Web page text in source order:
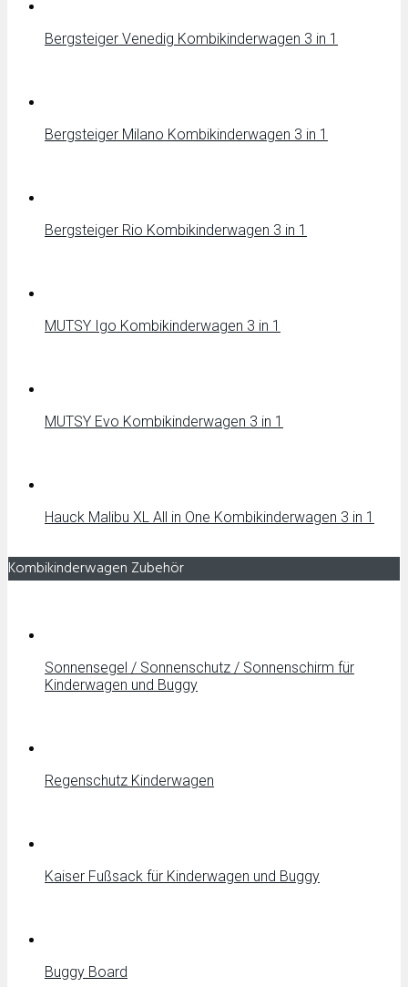
Bergsteiger Venedig Kombikinderwagen 3 in 1
Bergsteiger Milano Kombikinderwagen 3 in 1
Bergsteiger Rio Kombikinderwagen 3 in 1
MUTSY Igo Kombikinderwagen 3 in 1
MUTSY Evo Kombikinderwagen 3 in 1
Hauck Malibu XL All in One Kombikinderwagen 3 in 1
Kombikinderwagen Zubehör
Sonnensegel / Sonnenschutz / Sonnenschirm für
Kinderwagen und Buggy
Regenschutz Kinderwagen
Kaiser Fußsack für Kinderwagen und Buggy
Buggy Board